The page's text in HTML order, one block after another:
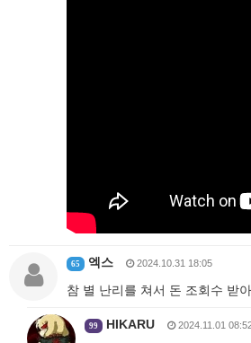
65 엑스 2024.10.31 18:05
참 별 난리를 쳐서 돈 조회수 받
99 HIKARU 2024.11.01